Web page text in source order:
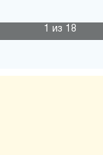
1 из 18